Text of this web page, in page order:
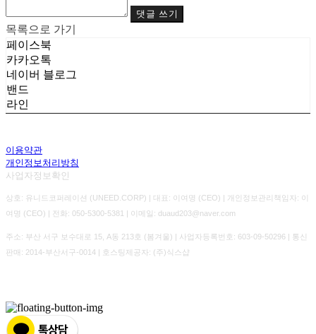
댓글 쓰기
목록으로 가기
페이스북
카카오톡
네이버 블로그
밴드
라인
이용약관
개인정보처리방침
사업자정보확인
상호: 유니드코퍼레이션 (UNEED.CORP) | 대표: 이여명 (CEO) | 개인정보관리책임자: 이
여명 (CEO) | 전화: 050-5300-5381 | 이메일: duaud203@naver.com
주소: 부산 서구 보수대로 15, A동 213호 (봄겨울) | 사업자등록번호: 603-09-50296 | 통신
판매: 2014-부산서구-0014 | 호스팅제공자: (주)식스샵